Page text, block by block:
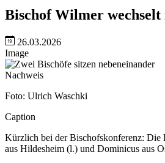
Bischof Wilmer
26.03.2026
Image
Nachweis
Foto: Ulrich Waschki
Caption
Kürzlich bei der Bischofskonferenz: Die
aus Hildesheim (l.) und Dominicus aus